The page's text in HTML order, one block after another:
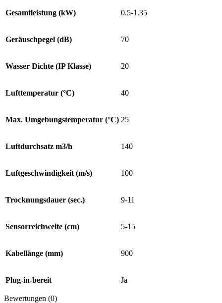
Gesamtleistung (kW) 0.5-1.35
Geräuschpegel (dB) 70
Wasser Dichte (IP Klasse) 20
Lufttemperatur (°C) 40
Max. Umgebungstemperatur (°C) 25
Luftdurchsatz m3/h 140
Luftgeschwindigkeit (m/s) 100
Trocknungsdauer (sec.) 9-11
Sensorreichweite (cm) 5-15
Kabellänge (mm) 900
Plug-in-bereit Ja
Bewertungen (0)